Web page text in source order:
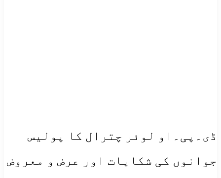
ڈی۔پی۔او لوئر چترال کا پولیس
جوانوں کی شکایات اور عرض و معروض